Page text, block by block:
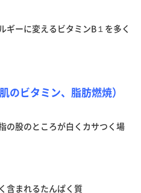
ギーに変えるビタミンB１を多く
肌のビタミン、脂肪燃焼）
の股のところが白くカサつく場
含まれるたんぱく質